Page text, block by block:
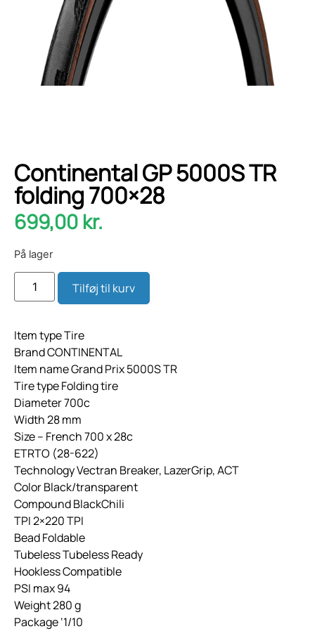
Continental GP 5000S TR
folding 700×28
699,00 kr.
På lager
Tilføj til kurv
Item type Tire
Brand CONTINENTAL
Item name Grand Prix 5000S TR
Tire type Folding tire
Diameter 700c
Width 28 mm
Size – French 700 x 28c
ETRTO (28-622)
Technology Vectran Breaker, LazerGrip, ACT
Color Black/transparent
Compound BlackChili
TPI 2×220 TPI
Bead Foldable
Tubeless Tubeless Ready
Hookless Compatible
PSI max 94
Weight 280 g
Package ‘1/10